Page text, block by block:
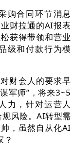
合同环节消息
财拉通的AI报表
获得带领和营业
级和付款行为模
财会人的要求早
军师”，将来3~5
力，针对运营人
规风险。AI转型需
，虽然自从化AI
？